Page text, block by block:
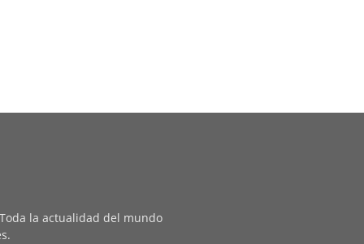
la actualidad del mundo